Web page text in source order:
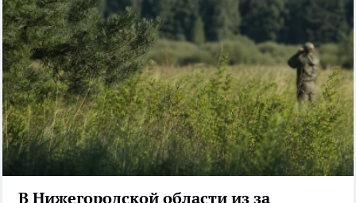
В Нижегородской области из за